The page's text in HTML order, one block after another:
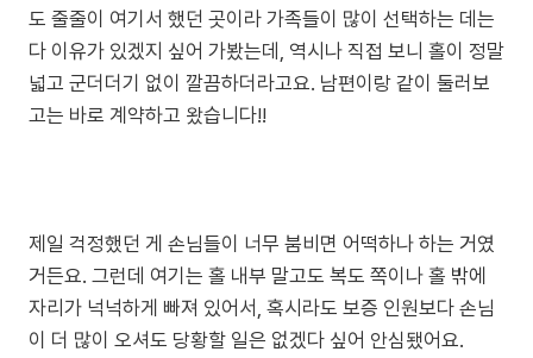
도 줄줄이 여기서 했던 곳이라 가족들이 많이 선택하는 데는
다 이유가 있겠지 싶어 가봤는데, 역시나 직접 보니 홀이 정말
넓고 군더더기 없이 깔끔하더라고요. 남편이랑 같이 둘러보
고는 바로 계약하고 왔습니다!!
제일 걱정했던 게 손님들이 너무 붐비면 어떡하나 하는 거였
거든요. 그런데 여기는 홀 내부 말고도 복도 쪽이나 홀 밖에
자리가 넉넉하게 빠져 있어서, 혹시라도 보증 인원보다 손님
이 더 많이 오셔도 당황할 일은 없겠다 싶어 안심됐어요.